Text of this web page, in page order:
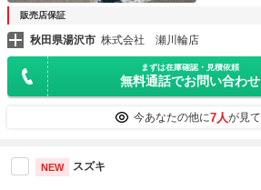
販売店保証
秋田県湯沢市 株式会社 瀬川輪店
まずは在庫確認・見積依頼
無料通話でお問い合わせ
今あなたの他に7人が見
NEW スズキ